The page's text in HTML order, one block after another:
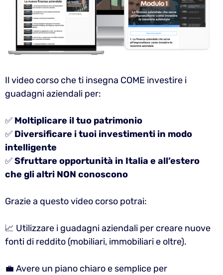
Il video corso che ti insegna COME investire i
guadagni aziendali per:
✅ Moltiplicare il tuo patrimonio
✅ Diversificare i tuoi investimenti in modo
intelligente
✅Sfruttare opportunità in Italia e all’estero
che gli altri NON conoscono
Grazie a questo video corso potrai:
📈 Utilizzare i guadagni aziendali per creare nuove
fonti di reddito (mobiliari, immobiliari e oltre).
💼 Avere un piano chiaro e semplice per